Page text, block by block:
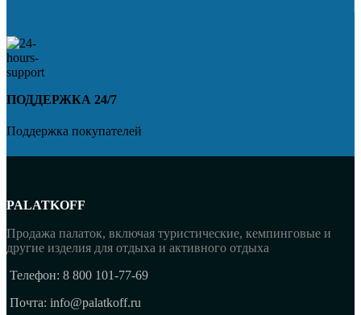
ПОДДЕРЖКА 24/7
Поддержка покупателей
PALATKOFF
Продажа палаток, включая туристические, кемпинговые и
другие изделия для отдыха и активного отдыха
Телефон: 8 800 101-77-69
Почта: info@palatkoff.ru